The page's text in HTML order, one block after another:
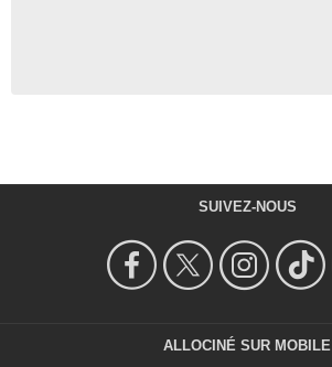
SUIVEZ-NOUS
ALLOCINÉ SUR MOBILE